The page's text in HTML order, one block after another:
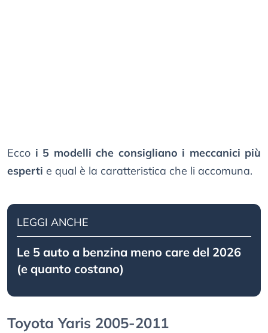
Ecco i 5 modelli che consigliano i meccanici più
esperti e qual è la caratteristica che li accomuna.
LEGGI ANCHE
Le 5 auto a benzina meno care del 2026
(e quanto costano)
Toyota Yaris 2005-2011